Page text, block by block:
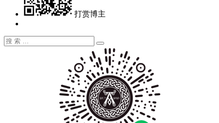
打赏博主
搜
搜
索